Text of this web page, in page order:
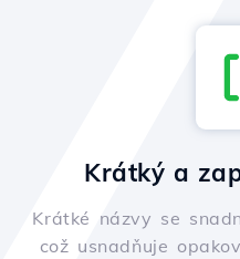
Krátký a
Krátké názvy se
což usnadňuje